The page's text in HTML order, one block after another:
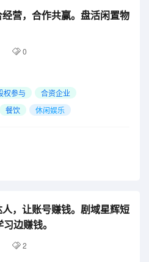
营，合作共赢。盘活闲置物
0
权参与 合资企业
餐饮 休闲娱乐
，让账号赚钱。剧域星辉短
边赚钱。
2